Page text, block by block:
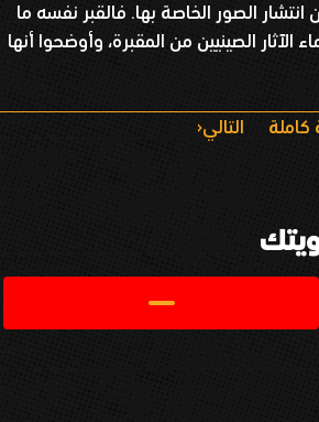
الصور الخاصة بها. فالقبر نفسه ما
الصينيين من المقبرة، وأوضحوا أنها
كاملة التالي